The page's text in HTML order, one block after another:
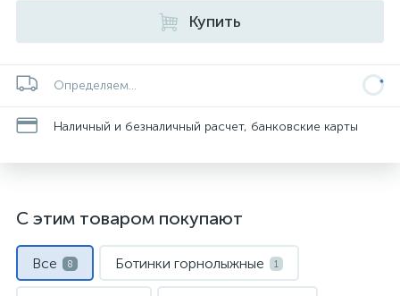
Купить
Определяем...
Наличный и безналичный расчет, банковские карты
С этим товаром покупают
Все 8 Ботинки горнолыжные 1